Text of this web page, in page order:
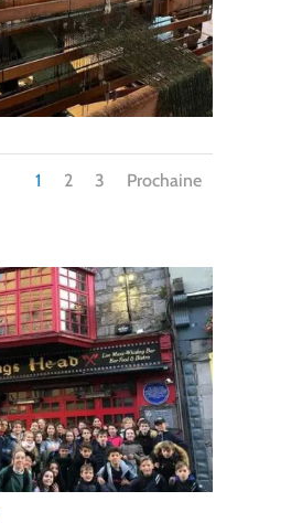
1 2 3 Prochaine